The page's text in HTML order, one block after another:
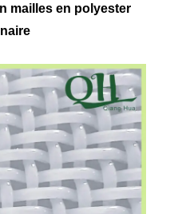
mailles en polyester